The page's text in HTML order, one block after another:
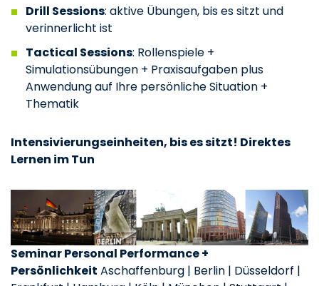
Drill Sessions: aktive Übungen, bis es sitzt und
verinnerlicht ist
Tactical Sessions: Rollenspiele +
Simulationsübungen + Praxisaufgaben plus
Anwendung auf Ihre persönliche Situation +
Thematik
Intensivierungseinheiten, bis es sitzt! Direktes
Lernen im Tun
Seminar Personal Performance +
Persönlichkeit Aschaffenburg | Berlin | Düsseldorf |